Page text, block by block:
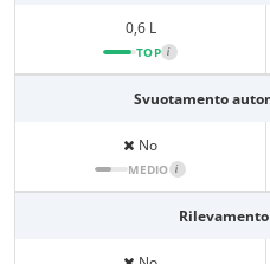
0,6 L
TOP i
Svuotamento
No
MEDIO i